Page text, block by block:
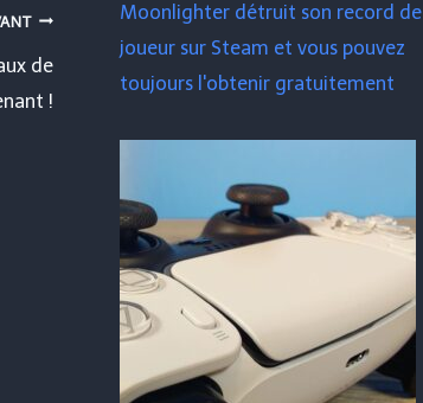
de
!
Moonlighter détruit son record de
joueur sur Steam et vous pouvez
toujours l'obtenir gratuitement